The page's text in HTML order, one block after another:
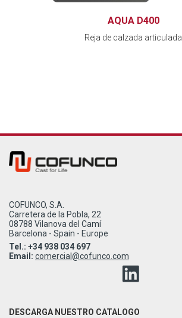
AQUA D400
Reja de calzada articulada
COFUNCO, S.A.
Carretera de la Pobla, 22
08788 Vilanova del Camí
Barcelona - Spain - Europe
Tel.: +34 938 034 697
Email: comercial@cofunco.com
DESCARGA NUESTRO CATALOGO